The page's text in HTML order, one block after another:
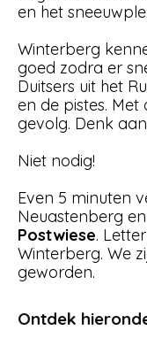
en het
Winterberg
goed zodra er
Duitsers uit het
en de pistes.
gevolg. Denk
Niet nodig!
Even 5 minuten
Neuastenberg
Postwiese.
Winterberg. We
geworden.
Ontdek